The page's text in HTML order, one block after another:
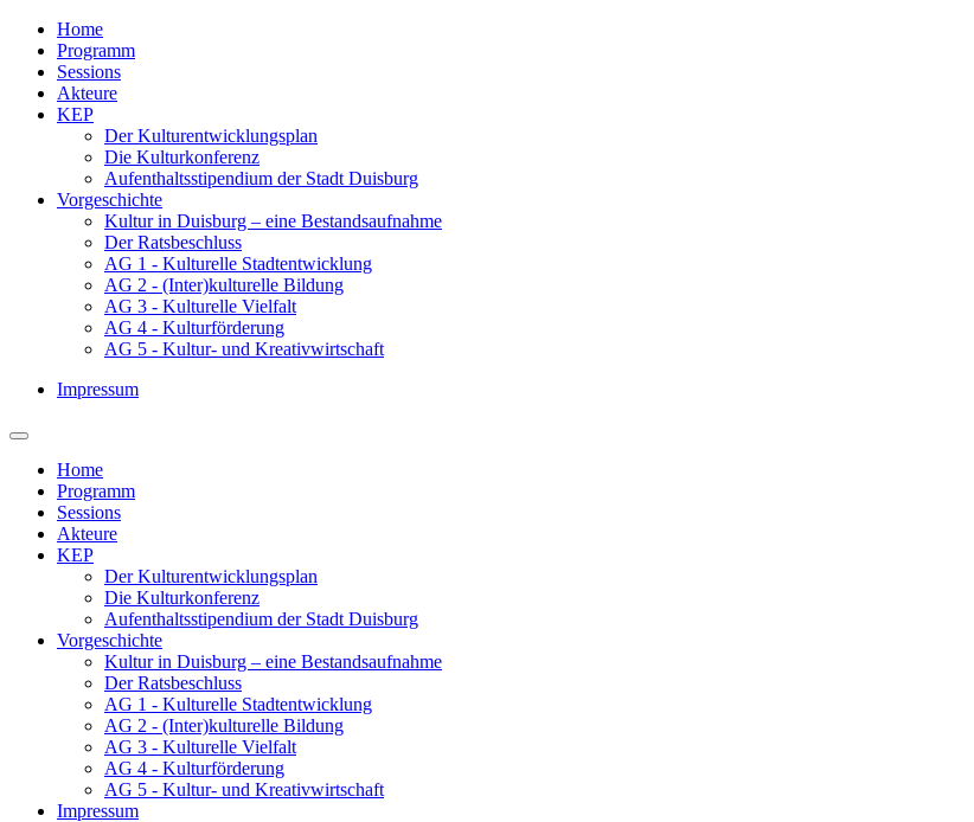
Home
Programm
Sessions
Akteure
KEP
Der Kulturentwicklungsplan
Die Kulturkonferenz
Aufenthaltsstipendium der Stadt Duisburg
Vorgeschichte
Kultur in Duisburg – eine Bestandsaufnahme
Der Ratsbeschluss
AG 1 - Kulturelle Stadtentwicklung
AG 2 - (Inter)kulturelle Bildung
AG 3 - Kulturelle Vielfalt
AG 4 - Kulturförderung
AG 5 - Kultur- und Kreativwirtschaft
Impressum
Home
Programm
Sessions
Akteure
KEP
Der Kulturentwicklungsplan
Die Kulturkonferenz
Aufenthaltsstipendium der Stadt Duisburg
Vorgeschichte
Kultur in Duisburg – eine Bestandsaufnahme
Der Ratsbeschluss
AG 1 - Kulturelle Stadtentwicklung
AG 2 - (Inter)kulturelle Bildung
AG 3 - Kulturelle Vielfalt
AG 4 - Kulturförderung
AG 5 - Kultur- und Kreativwirtschaft
Impressum